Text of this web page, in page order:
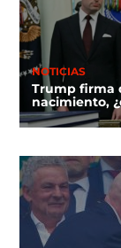
NOTICIAS
Trump firma
nacimiento,